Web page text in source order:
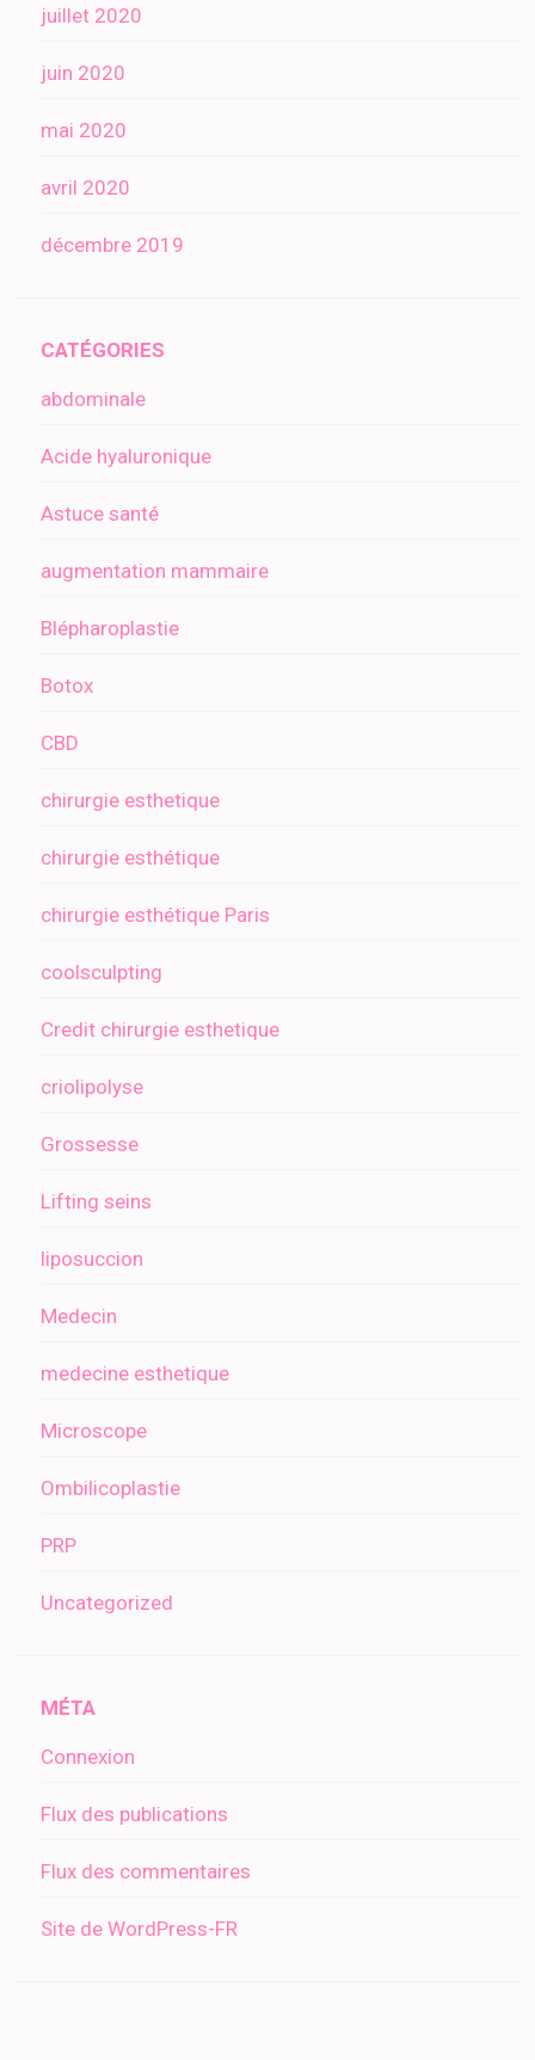
juillet 2020
juin 2020
mai 2020
avril 2020
décembre 2019
CATÉGORIES
abdominale
Acide hyaluronique
Astuce santé
augmentation mammaire
Blépharoplastie
Botox
CBD
chirurgie esthetique
chirurgie esthétique
chirurgie esthétique Paris
coolsculpting
Credit chirurgie esthetique
criolipolyse
Grossesse
Lifting seins
liposuccion
Medecin
medecine esthetique
Microscope
Ombilicoplastie
PRP
Uncategorized
MÉTA
Connexion
Flux des publications
Flux des commentaires
Site de WordPress-FR